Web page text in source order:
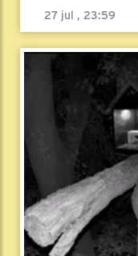
27 jul , 23:59